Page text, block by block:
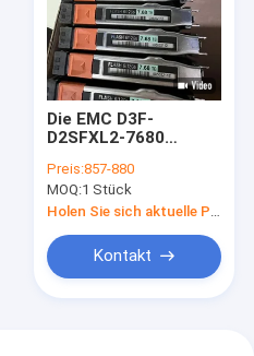
Die EMC D3F-
D2SFXL2-7680
005052113
005052112
005052557
005052556
005052870
005052871
005053692
Preis:857-880
MOQ:1 Stück
Kontakt